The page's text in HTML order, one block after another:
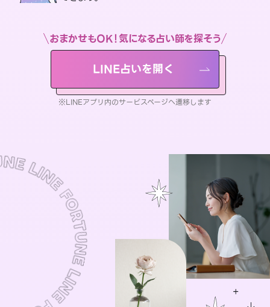
おまかせもOK！気になる占い師を探そう
LINE占いを開く
※LINEアプリ内のサービスページへ遷移します